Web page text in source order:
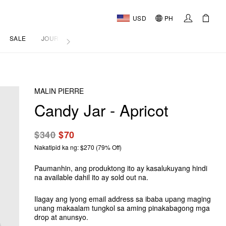
USD PH
SALE JOURNAL
MALIN PIERRE
Candy Jar - Apricot
$340$70
Nakatipid ka ng: $270 (79% Off)
Paumanhin, ang produktong ito ay kasalukuyang hindi
na available dahil ito ay sold out na.
Ilagay ang iyong email address sa ibaba upang maging
unang makaalam tungkol sa aming pinakabagong mga
drop at anunsyo.